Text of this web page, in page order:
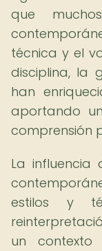
que
técnica y el
disciplina, la
han
aportando
comprensión
La
estilos y
un contexto